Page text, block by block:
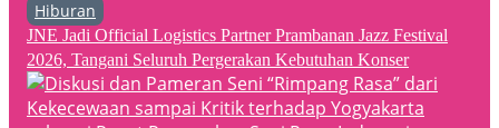
Hiburan
JNE Jadi Official Logistics Partner Prambanan Jazz Festival
2026, Tangani Seluruh Pergerakan Kebutuhan Konser